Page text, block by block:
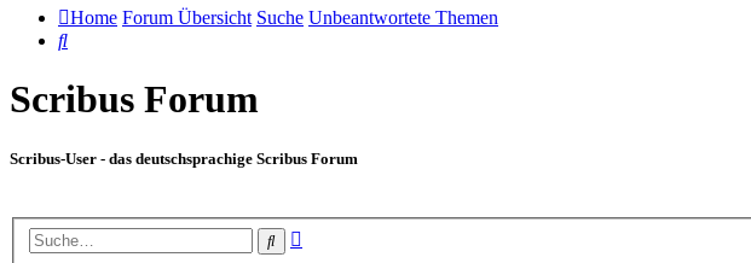
Home Forum Übersicht Suche Unbeantwortete Themen
Suche
Scribus Forum
Scribus-User - das deutschsprachige Scribus Forum
Suche